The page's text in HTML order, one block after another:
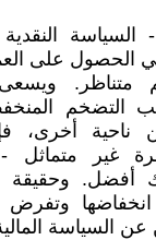
السياسة
الحصول على
ويسعى
التضخم
ناحية أخرى،
غير
أفضل. وحقيقة
وتفرض
السياسة